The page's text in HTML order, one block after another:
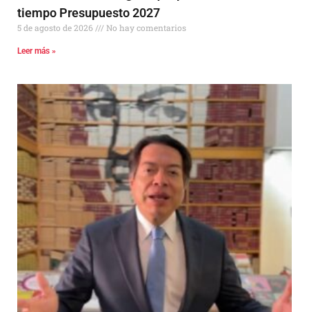
tiempo Presupuesto 2027
5 de agosto de 2026 No hay comentarios
Leer más »